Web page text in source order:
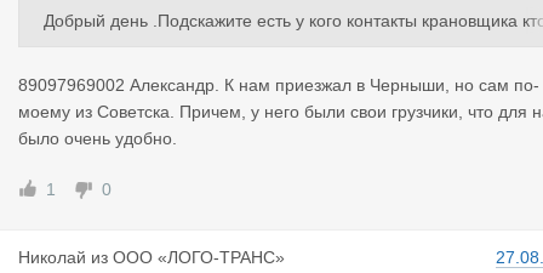
Добрый день .Подскажите есть у кого контакты крановщика
89097969002 Александр. К нам приезжал в Черныши, но сам по-
моему из Советска. Причем, у него были свои грузчики, что для
было очень удобно.
1 0
Николай из ООО «ЛОГО-ТРАНС»